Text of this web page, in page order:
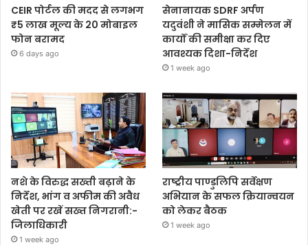
CEIR पोर्टल की मदद से लगभग
₹5 लाख मूल्य के 20 मोबाइल
फोन बरामद
6 days ago
सेनानायक SDRF अर्पण
यदुवंशी ने मासिक सम्मेलन में
कार्यों की समीक्षा कर दिए
आवश्यक दिशा-निर्देश
1 week ago
नशे के विरुद्ध सख्ती बढ़ाने के
निर्देश, भांग व अफीम की अवैध
खेती पर रखें सख्त निगरानी:-
जिलाधिकारी
1 week ago
राष्ट्रीय पाण्डुलिपि सर्वेक्षण
अभियान के सफल क्रियान्वयन
को लेकर बैठक
1 week ago